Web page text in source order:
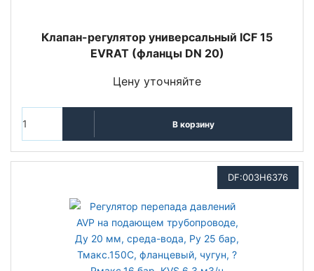
Клапан-регулятор универсальный ICF 15
EVRAT (фланцы DN 20)
Цену уточняйте
В корзину
DF:003H6376